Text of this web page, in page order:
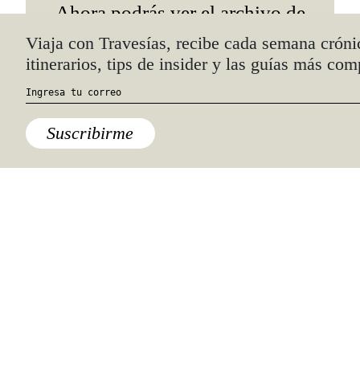
Ahora podrás ver el archivo de
David Bowie en tu próximo
viaje a Londres